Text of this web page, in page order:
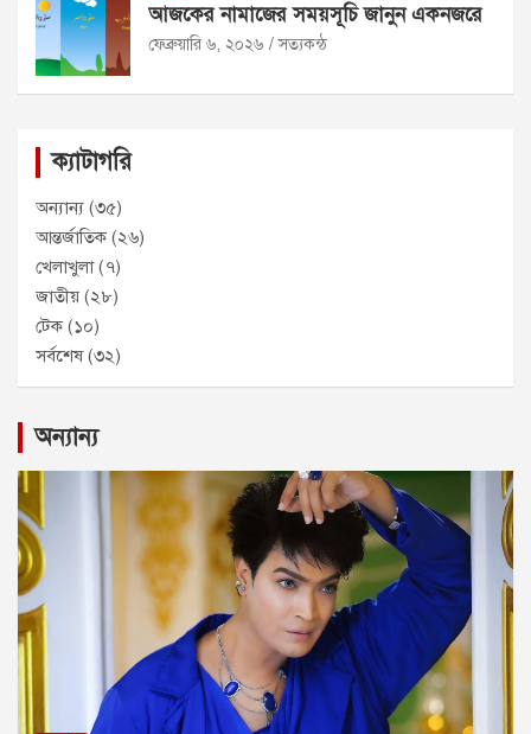
আজকের নামাজের সময়সূচি জানুন একনজরে
ফেব্রুয়ারি ৬, ২০২৬ সত্যকন্ঠ
ক্যাটাগরি
অন্যান্য (৩৫)
আন্তর্জাতিক(২৬)
খেলাখুলা(৭)
জাতীয় (২৮)
টেক(১০)
সর্বশেষ(৩২)
অন্যান্য